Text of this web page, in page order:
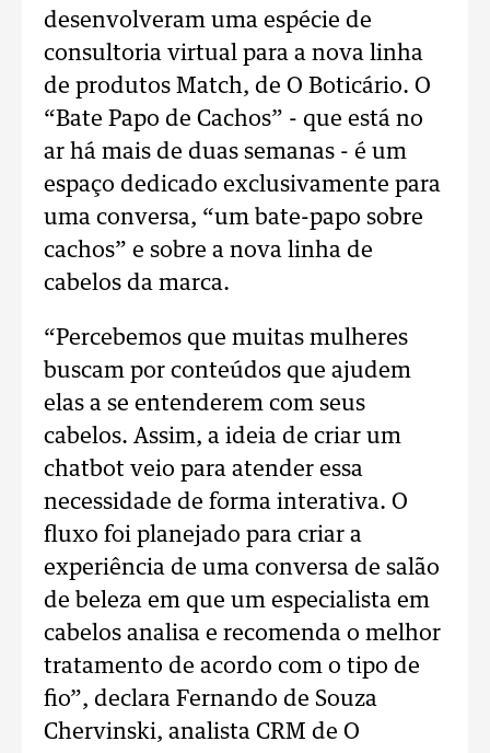
desenvolveram uma espécie de
consultoria virtual para a nova linha
de produtos Match, de O Boticário. O
“Bate Papo de Cachos” - que está no
ar há mais de duas semanas - é um
espaço dedicado exclusivamente para
uma conversa, “um bate-papo sobre
cachos” e sobre a nova linha de
cabelos da marca.
“Percebemos que muitas mulheres
buscam por conteúdos que ajudem
elas a se entenderem com seus
cabelos. Assim, a ideia de criar um
chatbot veio para atender essa
necessidade de forma interativa. O
fluxo foi planejado para criar a
experiência de uma conversa de salão
de beleza em que um especialista em
cabelos analisa e recomenda o melhor
tratamento de acordo com o tipo de
fio”, declara Fernando de Souza
Chervinski, analista CRM de O